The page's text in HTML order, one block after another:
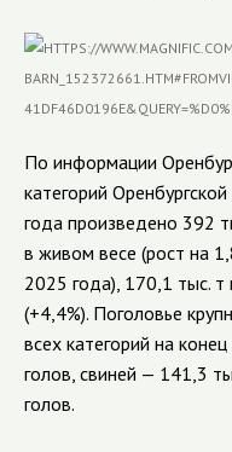
По информации
категорий
года произведено 392
в живом весе (рост на
2025 года), 170,1 тыс.
(+4,4%). Поголовье
всех категорий на
голов, свиней — 141,3
голов.